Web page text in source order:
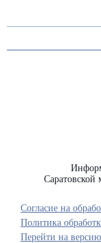
Согласие на
Политика
Перейти на